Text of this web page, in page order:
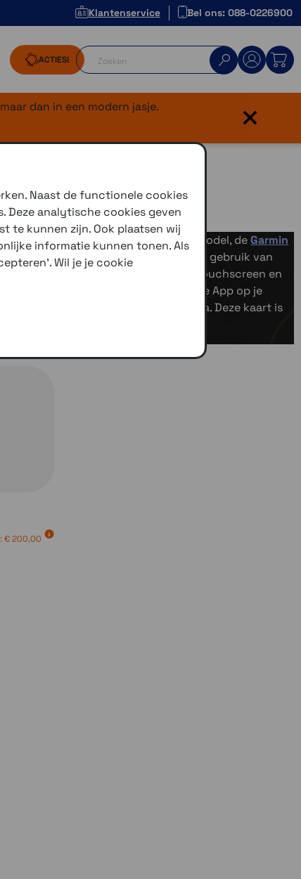
Klantenservice Bel ons: 088-0226900
ACTIES!
dan in een modern jasje.
×
en lange batterijtijd. Het basismodel, deGarmin
en niet de mogelijkheid tot het gebruik van
2025)
beschikt over een 3 inch touchscreen en
werken samen met de Garmin Explore App op je
over de TopoActive kaart van Europa. Deze kaart is
€ 200,00
Naast de functionele cookies
Deze analytische cookies geven
te kunnen zijn. Ook plaatsen wij
informatie kunnen tonen. Als
Wil je je cookie